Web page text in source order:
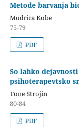
Metode barvanja
Modrica Kobe
75-79
PDF
So lahko
psihoterapevtsko
Tone Strojin
80-84
PDF